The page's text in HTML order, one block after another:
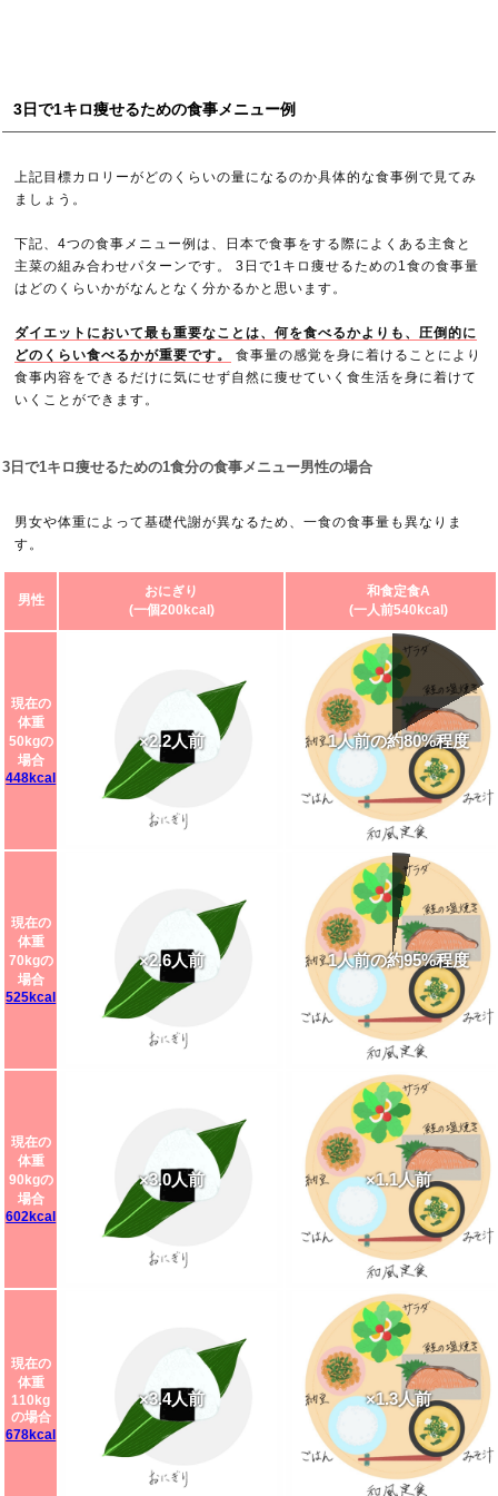
3日で1キロ痩せるための食事メニュー例
上記目標カロリーがどのくらいの量になるのか具体的な食事例で見てみ
ましょう。
下記、4つの食事メニュー例は、日本で食事をする際によくある主食と
主菜の組み合わせパターンです。 3日で1キロ痩せるための1食の食事量
はどのくらいかがなんとなく分かるかと思います。
ダイエットにおいて最も重要なことは、何を食べるかよりも、圧倒的に
どのくらい食べるかが重要です。
食事量の感覚を身に着けることにより
食事内容をできるだけに気にせず自然に痩せていく食生活を身に着けて
いくことができます。
3日で1キロ痩せるための1食分の食事メニュー男性の場合
男女や体重によって基礎代謝が異なるため、一食の食事量も異なりま
す。
男性
おにぎり
(一個200kcal)
和食定食A
(一人前540kcal)
現在の
体重
50kgの
場合
448kcal
×2.2人前 1人前の約80%程度
現在の
体重
70kgの
場合
525kcal
×2.6人前 1人前の約95%程度
現在の
体重
90kgの
場合
602kcal
×3.0人前 ×1.1人前
現在の
体重
110kg
の場合
678kcal
×3.4人前 ×1.3人前